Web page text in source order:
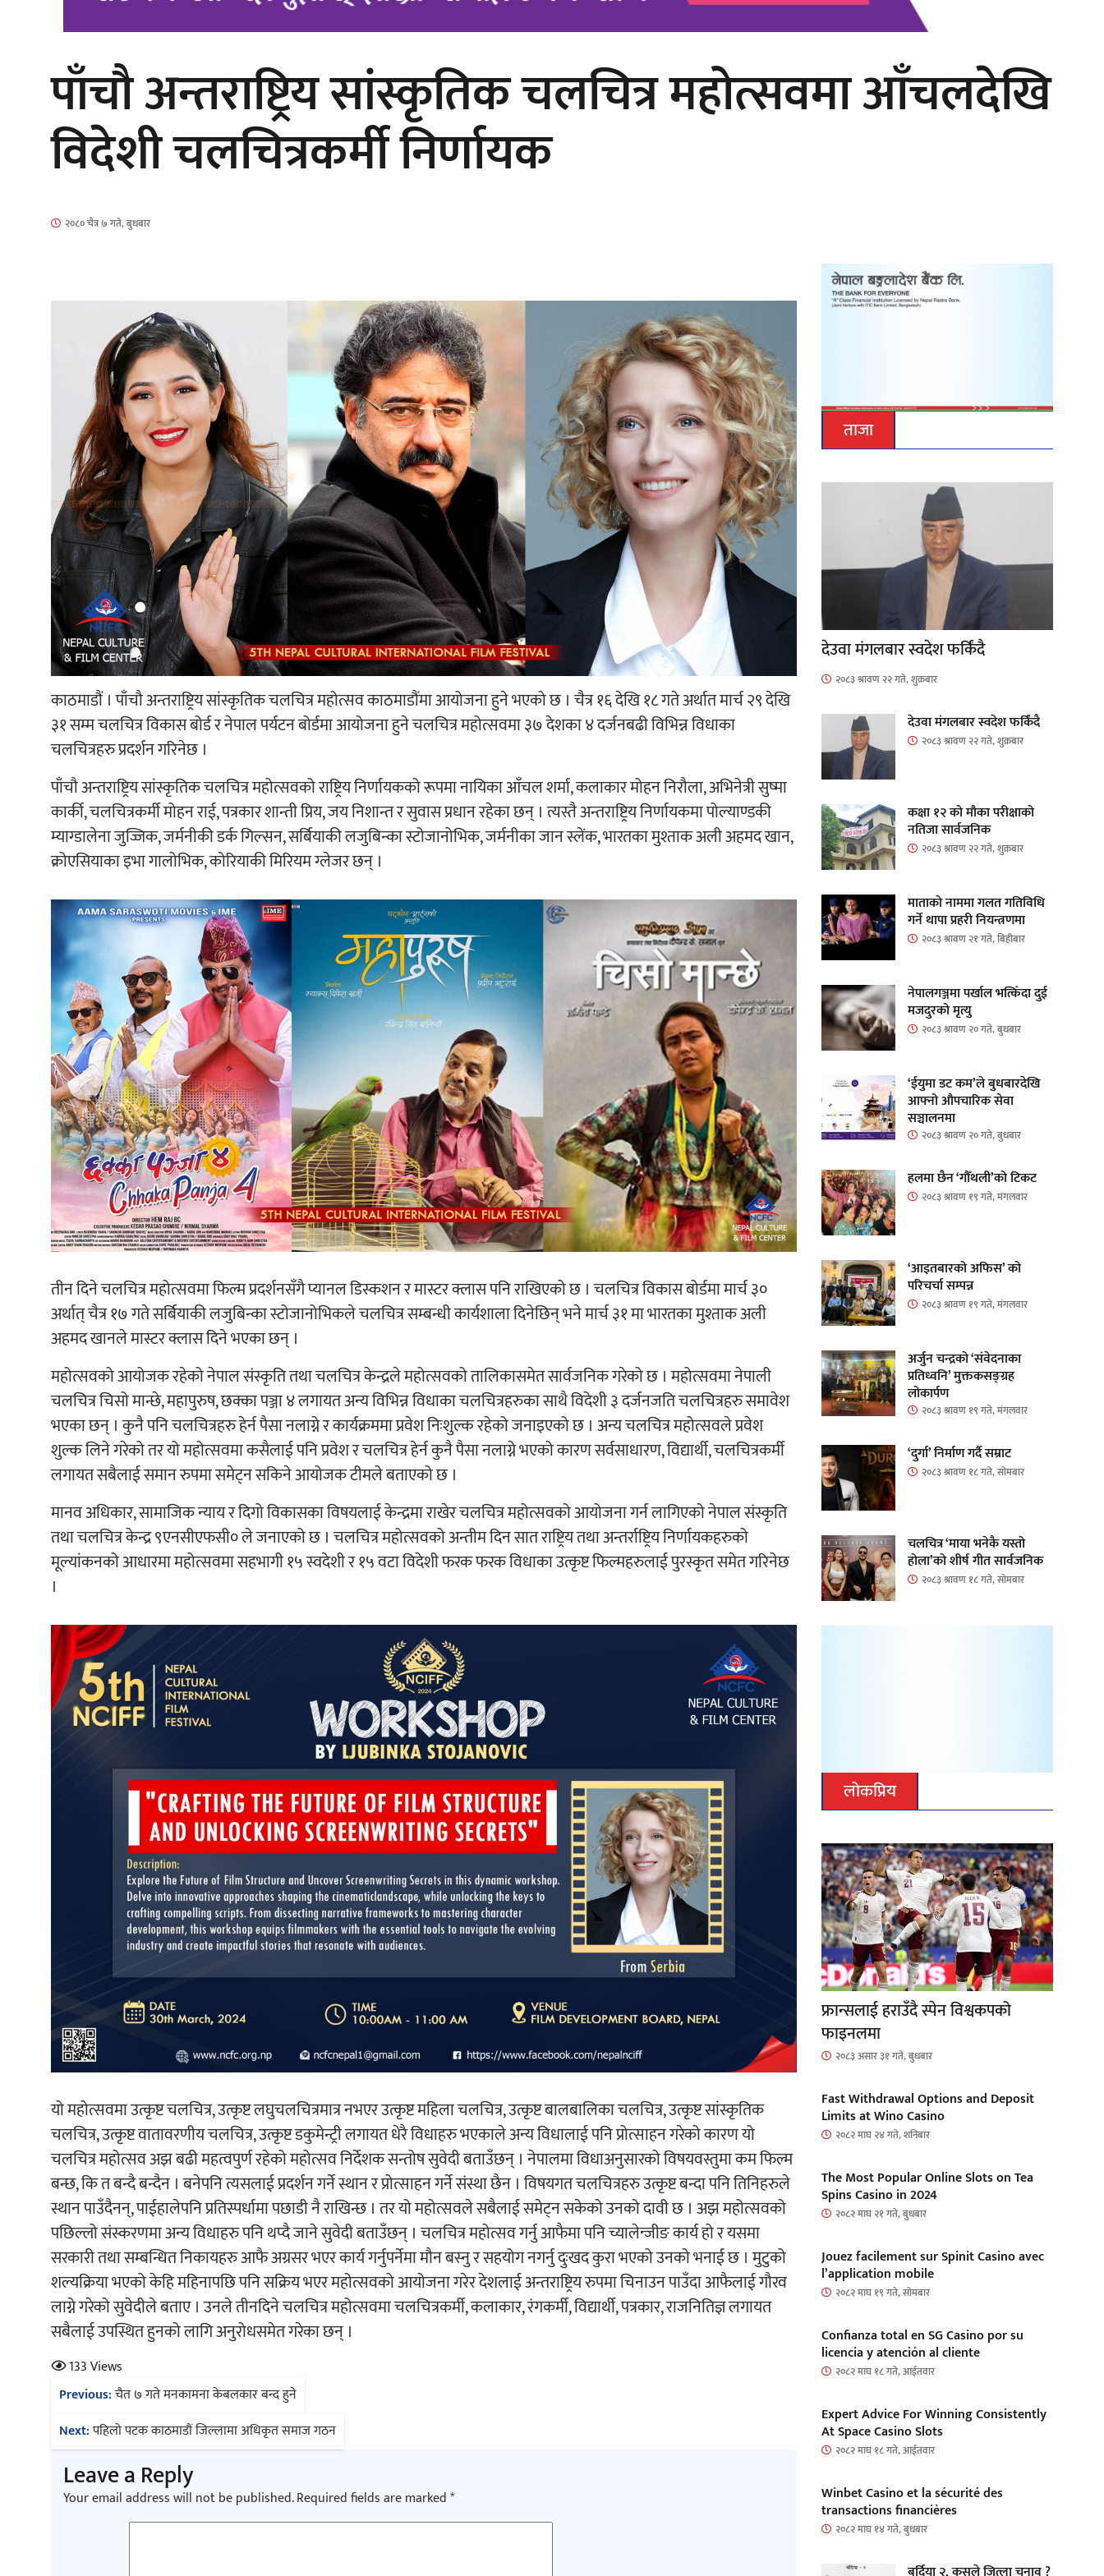
‘आइतबारको अफिस’ को परिचर्चा सम्पन्न
अर्जुन चन्द्रको ‘संवेदनाका प्रतिध्वनि’
मुक्तकसङ्ग्रह लोकार्पण
‘दुर्गा’ निर्माण गर्दै सम्राट
पाँचौ अन्तराष्ट्रिय सांस्कृतिक चलचित्र महोत्सवमा आँचलदेखि
विदेशी चलचित्रकर्मी निर्णायक
२०८० चैत्र ७ गते, बुधबार
काठमाडौं । पाँचौ अन्तराष्ट्रिय सांस्कृतिक चलचित्र महोत्सव काठमाडौंमा आयोजना हुने भएको छ । चैत्र १६ देखि १८ गते अर्थात मार्च २९ देखि
३१ सम्म चलचित्र विकास बोर्ड र नेपाल पर्यटन बोर्डमा आयोजना हुने चलचित्र महोत्सवमा ३७ देशका ४ दर्जनबढी विभिन्न विधाका
चलचित्रहरु प्रदर्शन गरिनेछ ।
पाँचौ अन्तराष्ट्रिय सांस्कृतिक चलचित्र महोत्सवको राष्ट्रिय निर्णायकको रूपमा नायिका आँचल शर्मा, कलाकार मोहन निरौला, अभिनेत्री सुष्मा
कार्की, चलचित्रकर्मी मोहन राई, पत्रकार शान्ती प्रिय, जय निशान्त र सुवास प्रधान रहेका छन् । त्यस्तै अन्तराष्ट्रिय निर्णायकमा पोल्याण्डकी
म्याग्डालेना जुज्जिक, जर्मनीकी डर्क गिल्सन, सर्बियाकी लजुबिन्का स्टोजानोभिक, जर्मनीका जान स्लेंक, भारतका मुश्ताक अली अहमद खान,
क्रोएसियाका इभा गालोभिक, कोरियाकी मिरियम ग्लेजर छन् ।
तीन दिने चलचित्र महोत्सवमा फिल्म प्रदर्शनसँगै प्यानल डिस्कशन र मास्टर क्लास पनि राखिएको छ । चलचित्र विकास बोर्डमा मार्च ३०
अर्थात् चैत्र १७ गते सर्बियाकी लजुबिन्का स्टोजानोभिकले चलचित्र सम्बन्धी कार्यशाला दिनेछिन् भने मार्च ३१ मा भारतका मुश्ताक अली
अहमद खानले मास्टर क्लास दिने भएका छन् ।
महोत्सवको आयोजक रहेको नेपाल संस्कृति तथा चलचित्र केन्द्रले महोत्सवको तालिकासमेत सार्वजनिक गरेको छ । महोत्सवमा नेपाली
चलचित्र चिसो मान्छे, महापुरुष, छक्का पञ्जा ४ लगायत अन्य विभिन्न विधाका चलचित्रहरुका साथै विदेशी ३ दर्जनजति चलचित्रहरु समावेश
भएका छन् । कुनै पनि चलचित्रहरु हेर्न पैसा नलाग्ने र कार्यक्रममा प्रवेश निःशुल्क रहेको जनाइएको छ । अन्य चलचित्र महोत्सवले प्रवेश
शुल्क लिने गरेको तर यो महोत्सवमा कसैलाई पनि प्रवेश र चलचित्र हेर्न कुनै पैसा नलाग्ने भएको कारण सर्वसाधारण, विद्यार्थी, चलचित्रकर्मी
लगायत सबैलाई समान रुपमा समेट्न सकिने आयोजक टीमले बताएको छ ।
मानव अधिकार, सामाजिक न्याय र दिगो विकासका विषयलाई केन्द्रमा राखेर चलचित्र महोत्सवको आयोजना गर्न लागिएको नेपाल संस्कृति
तथा चलचित्र केन्द्र ९एनसीएफसी० ले जनाएको छ । चलचित्र महोत्सवको अन्तीम दिन सात राष्ट्रिय तथा अन्तर्राष्ट्रिय निर्णायकहरुको
मूल्यांकनको आधारमा महोत्सवमा सहभागी १५ स्वदेशी र १५ वटा विदेशी फरक फरक विधाका उत्कृष्ट फिल्महरुलाई पुरस्कृत समेत गरिनेछ
।
यो महोत्सवमा उत्कृष्ट चलचित्र, उत्कृष्ट लघुचलचित्रमात्र नभएर उत्कृष्ट महिला चलचित्र, उत्कृष्ट बालबालिका चलचित्र, उत्कृष्ट सांस्कृतिक
चलचित्र, उत्कृष्ट वातावरणीय चलचित्र, उत्कृष्ट डकुमेन्ट्री लगायत धेरै विधाहरु भएकाले अन्य विधालाई पनि प्रोत्साहन गरेको कारण यो
चलचित्र महोत्सव अझ बढी महत्वपुर्ण रहेको महोत्सव निर्देशक सन्तोष सुवेदी बताउँछन् । नेपालमा विधाअनुसारको विषयवस्तुमा कम फिल्म
बन्छ, कि त बन्दै बन्दैन । बनेपनि त्यसलाई प्रदर्शन गर्ने स्थान र प्रोत्साहन गर्ने संस्था छैन । विषयगत चलचित्रहरु उत्कृष्ट बन्दा पनि तिनिहरुले
स्थान पाउँदैनन्, पाईहालेपनि प्रतिस्पर्धामा पछाडी नै राखिन्छ । तर यो महोत्सवले सबैलाई समेट्न सकेको उनको दावी छ । अझ महोत्सवको
पछिल्लो संस्करणमा अन्य विधाहरु पनि थप्दै जाने सुवेदी बताउँछन् । चलचित्र महोत्सव गर्नु आफैमा पनि च्यालेन्जीङ कार्य हो र यसमा
सरकारी तथा सम्बन्धित निकायहरु आफै अग्रसर भएर कार्य गर्नुपर्नेमा मौन बस्नु र सहयोग नगर्नु दुःखद कुरा भएको उनको भनाई छ । मुटुको
शल्यक्रिया भएको केहि महिनापछि पनि सक्रिय भएर महोत्सवको आयोजना गरेर देशलाई अन्तराष्ट्रिय रुपमा चिनाउन पाउँदा आफैलाई गौरव
लाग्ने गरेको सुवेदीले बताए । उनले तीनदिने चलचित्र महोत्सवमा चलचित्रकर्मी, कलाकार, रंगकर्मी, विद्यार्थी, पत्रकार, राजनितिज्ञ लगायत
सबैलाई उपस्थित हुनको लागि अनुरोधसमेत गरेका छन् ।
133 Views
Post
navigation
Previous:चैत ७ गते मनकामना केबलकार बन्द हुने
Next:पहिलो पटक काठमाडौं जिल्लामा अधिकृत समाज गठन
Leave a Reply
Your email address will not be published.Required fields are marked*
ताजा
देउवा मंगलबार स्वदेश फर्किंदै
२०८३ श्रावण २२ गते, शुक्रबार
देउवा मंगलबार स्वदेश फर्किंदै
२०८३ श्रावण २२ गते, शुक्रबार
कक्षा १२ को मौका परीक्षाको
नतिजा सार्वजनिक
२०८३ श्रावण २२ गते, शुक्रबार
माताकाे नाममा गलत गतिविधि
गर्ने थापा प्रहरी नियन्त्रणमा
२०८३ श्रावण २१ गते, बिहीबार
नेपालगञ्जमा पर्खाल भत्किँदा दुई
मजदुरको मृत्यु
२०८३ श्रावण २० गते, बुधबार
‘ईयुमा डट कम’ले बुधबारदेखि
आफ्नो औपचारिक सेवा
सञ्चालनमा
२०८३ श्रावण २० गते, बुधबार
हलमा छैन ‘गौँथली’को टिकट
२०८३ श्रावण १९ गते, मंगलवार
‘आइतबारको अफिस’ को
परिचर्चा सम्पन्न
२०८३ श्रावण १९ गते, मंगलवार
अर्जुन चन्द्रको ‘संवेदनाका
प्रतिध्वनि’ मुक्तकसङ्ग्रह
लोकार्पण
२०८३ श्रावण १९ गते, मंगलवार
‘दुर्गा’ निर्माण गर्दै सम्राट
२०८३ श्रावण १८ गते, सोमबार
चलचित्र ‘माया भनेकै यस्तो
होला’को शीर्ष गीत सार्वजनिक
२०८३ श्रावण १८ गते, सोमबार
लोकप्रिय
फ्रान्सलाई हराउँदै स्पेन विश्वकपको
फाइनलमा
२०८३ असार ३१ गते, बुधबार
Fast Withdrawal Options and Deposit
Limits at Wino Casino
२०८२ माघ २४ गते, शनिबार
The Most Popular Online Slots on Tea
Spins Casino in 2024
२०८२ माघ २१ गते, बुधबार
Jouez facilement sur Spinit Casino avec
l’application mobile
२०८२ माघ १९ गते, सोमबार
Confianza total en SG Casino por su
licencia y atención al cliente
२०८२ माघ १८ गते, आईतवार
Expert Advice For Winning Consistently
At Space Casino Slots
२०८२ माघ १८ गते, आईतवार
Winbet Casino et la sécurité des
transactions financières
२०८२ माघ १४ गते, बुधबार